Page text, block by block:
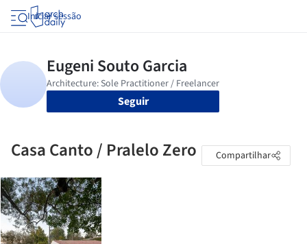
Iniciar sessão
Seguir
Casa Canto / Pralelo Zero Compartilhar